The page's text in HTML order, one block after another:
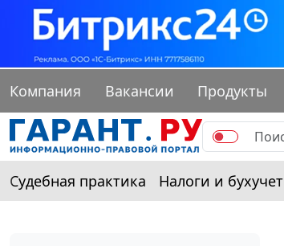
Компания Вакансии Продукты
Судебная практика Налоги и бухучет